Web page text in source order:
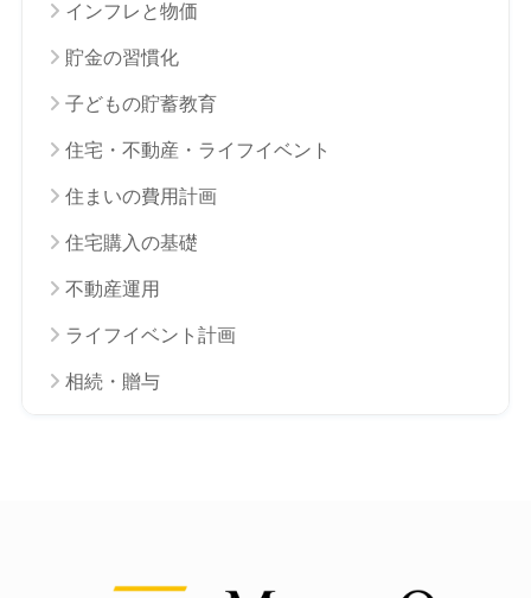
インフレと物価
貯金の習慣化
子どもの貯蓄教育
住宅・不動産・ライフイベント
住まいの費用計画
住宅購入の基礎
不動産運用
ライフイベント計画
相続・贈与